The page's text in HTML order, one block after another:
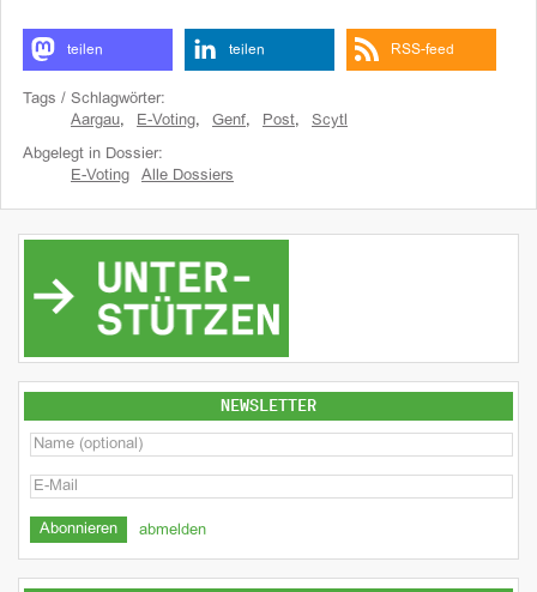
teilen teilen RSS-feed
Tags / Schlagwörter:
Aargau, E-Voting, Genf, Post, Scytl
Abgelegt in Dossier:
E-Voting
Alle Dossiers
NEWSLETTER
abmelden